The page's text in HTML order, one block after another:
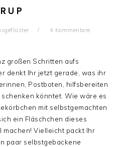
4 Kommentare
großen Schritten aufs
denkt Ihr jetzt gerade, was ihr
Postboten, hilfsbereiten
könntet. Wie wäre es
mit selbstgemachten
ein Fläschchen dieses
Vielleicht packt Ihr
paar selbstgebackene